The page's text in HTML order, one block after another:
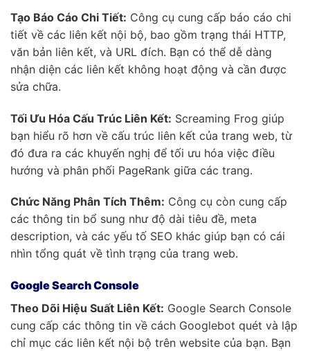
Tạo Báo Cáo Chi Tiết: Công cụ cung cấp báo cáo chi
tiết về các liên kết nội bộ, bao gồm trạng thái HTTP,
văn bản liên kết, và URL đích. Bạn có thể dễ dàng
nhận diện các liên kết không hoạt động và cần được
sửa chữa.
Tối Ưu Hóa Cấu Trúc Liên Kết: Screaming Frog giúp
bạn hiểu rõ hơn về cấu trúc liên kết của trang web, từ
đó đưa ra các khuyến nghị để tối ưu hóa việc điều
hướng và phân phối PageRank giữa các trang.
Chức Năng Phân Tích Thêm: Công cụ còn cung cấp
các thông tin bổ sung như độ dài tiêu đề, meta
description, và các yếu tố SEO khác giúp bạn có cái
nhìn tổng quát về tình trạng của trang web.
Google Search Console
Theo Dõi Hiệu Suất Liên Kết: Google Search Console
cung cấp các thông tin về cách Googlebot quét và lập
chỉ mục các liên kết nội bộ trên website của bạn. Bạn